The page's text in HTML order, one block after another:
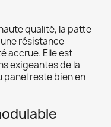
qualité, la patte
résistance
accrue. Elle est
exigeantes de la
panel reste bien en